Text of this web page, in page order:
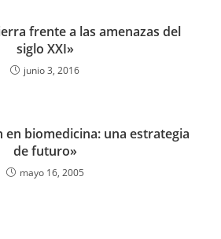
frente a las amenazas del
siglo XXI»
junio 3, 2016
en biomedicina: una estrategia
de futuro»
mayo 16, 2005